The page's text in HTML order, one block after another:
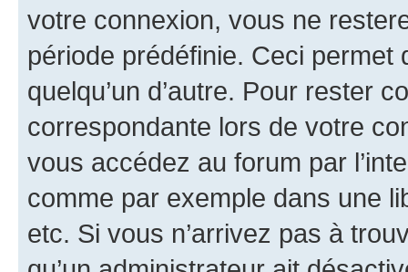
votre connexion, vous ne
période prédéfinie. Ceci permet
quelqu’un d’autre. Pour rester
correspondante lors de votre
vous accédez au forum par
comme par exemple dans une
etc. Si vous n’arrivez pas à